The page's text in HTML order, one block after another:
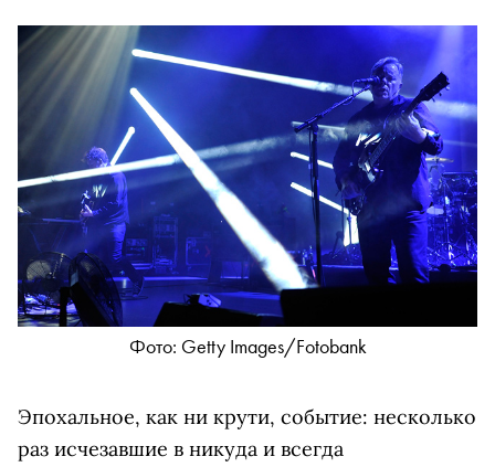
Фото: Getty Imаgеs/Fоtоbаnk
Эпохальное, как ни крути, событие: несколько
раз исчезавшие в никуда и всегда